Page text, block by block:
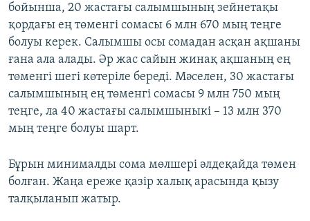
бойынша, 20 жастағы салымшының зейнетақы
қордағы ең төменгі сомасы 6 млн 670 мың теңге
болуы керек. Салымшы осы сомадан асқан ақшаны
ғана ала алады. Әр жас сайын жинақ ақшаның ең
төменгі шегі көтеріле береді. Мәселен, 30 жастағы
салымшының ең төменгі сомасы 9 млн 750 мың
теңге, ла 40 жастағы салымшыныкі – 13 млн 370
мың теңге болуы шарт.
Бұрын минималды сома мөлшері әлдеқайда төмен
болған. Жаңа ереже қазір халық арасында қызу
талқыланып жатыр.